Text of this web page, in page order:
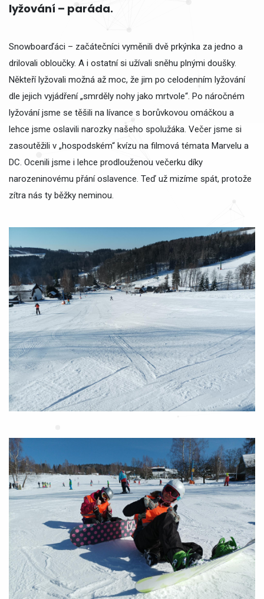
lyžování – paráda.
Snowboarďáci – začátečníci vyměnili dvě prkýnka za jedno a
drilovali obloučky. A i ostatní si užívali sněhu plnými doušky.
Někteří lyžovali možná až moc, že jim po celodenním lyžování
dle jejich vyjádření „smrděly nohy jako mrtvole“. Po náročném
lyžování jsme se těšili na lívance s borůvkovou omáčkou a
lehce jsme oslavili narozky našeho spolužáka. Večer jsme si
zasoutěžili v „hospodském“ kvízu na filmová témata Marvelu a
DC. Ocenili jsme i lehce prodlouženou večerku díky
narozeninovému přání oslavence. Teď už mizíme spát, protože
zítra nás ty běžky neminou.